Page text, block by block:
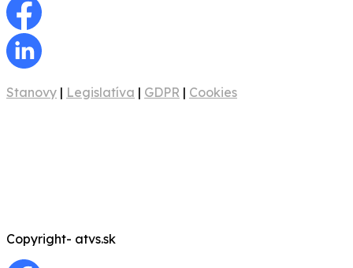
Stanovy | Legislatíva | GDPR | Cookies
Copyright- atvs.sk